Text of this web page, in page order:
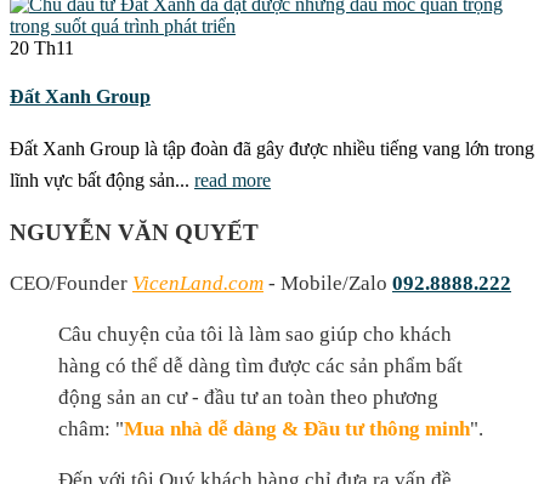
20 Th11
Đất Xanh Group
Đất Xanh Group là tập đoàn đã gây được nhiều tiếng vang lớn trong
lĩnh vực bất động sản... read more
NGUYỄN VĂN QUYẾT
CEO/Founder VicenLand.com - Mobile/Zalo 092.8888.222
Câu chuyện của tôi là làm sao giúp cho khách
hàng có thể dễ dàng tìm được các sản phẩm bất
động sản an cư - đầu tư an toàn theo phương
châm: "Mua nhà dễ dàng & Đầu tư thông minh".